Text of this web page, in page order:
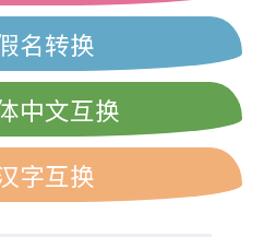
名转换
中文互换
字互换